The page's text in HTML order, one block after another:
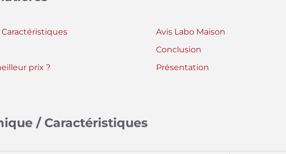
Avis Labo Maison
Conclusion
prix ?
Présentation
/ Caractéristiques